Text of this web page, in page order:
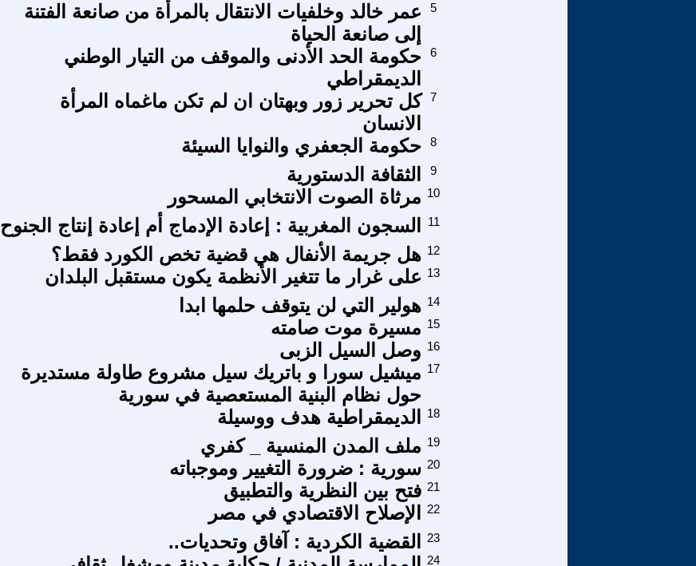
عمر خالد وخلفيات الانتقال بالمرأة من صانعة الفتنة
إلى صانعة الحياة
5
حكومة الحد الأدنى والموقف من التيار الوطني
الديمقراطي
6
كل تحرير زور وبهتان ان لم تكن ماغماه المرأة
الانسان
7
حكومة الجعفري والنوايا السيئة 8
الثقافة الدستورية
9
مرثاة الصوت الانتخابي المسحور 10
السجون المغربية : إعادة الإدماج أم إعادة إنتاج الجنوح 11
هل جريمة الأنفال هي قضية تخص الكورد فقط؟ 12
على غرار ما تتغير الأنظمة يكون مستقبل البلدان 13
هولير التي لن يتوقف حلمها ابدا 14
مسيرة موت صامته 15
وصل السيل الزبى 16
ميشيل سورا و باتريك سيل مشروع طاولة مستديرة
حول نظام البنية المستعصية في سورية
17
الديمقراطية هدف ووسيلة 18
ملف المدن المنسية _ كفري 19
سورية : ضرورة التغيير وموجباته 20
فتح بين النظرية والتطبيق 21
الإصلاح الاقتصادي في مصر 22
القضية الكردية : آفاق وتحديات..
23
24